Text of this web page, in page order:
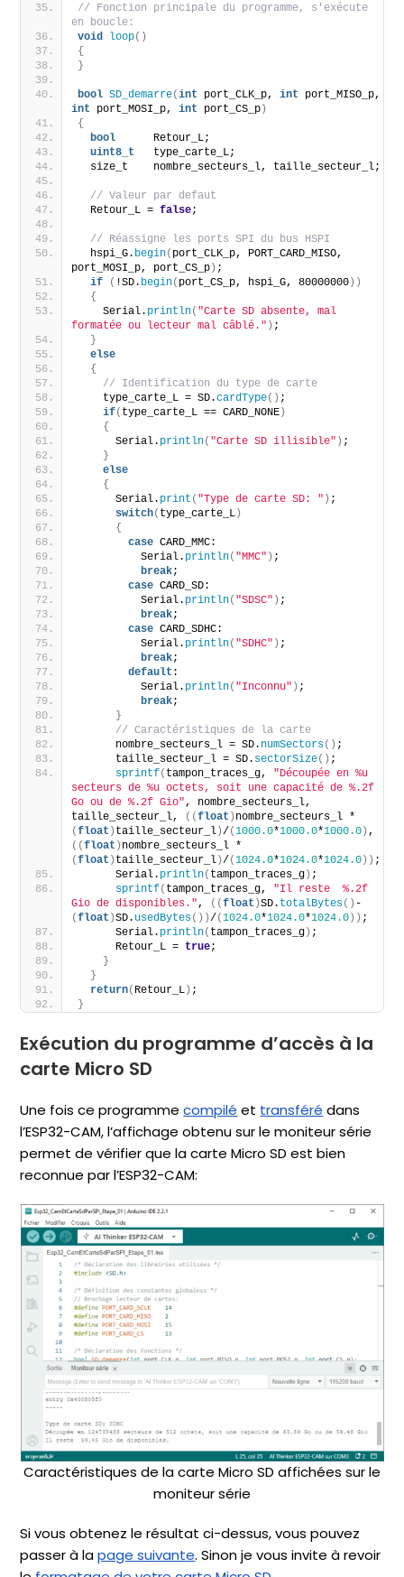
// Fonction principale du programme, s'exécute
en boucle:
void
loop()
{
}
bool SD_demarre(int port_CLK_p, int
int
port_MOSI_p, int port_CS_p)
{
bool
      Retour_L;
uint8_t
   type_carte_L;
  size_t    nombre_secteurs_l, taille_secteur_l;
// Valeur par defaut
  Retour_L =
false;
// Réassigne les ports SPI du bus HSPI
  hspi_G.
begin( port_CLK_p, PORT_CARD_MISO,
port_MOSI_p, port_CS_p) ;
if
( !SD. begin( port_CS_p, hspi_G, 80000000))
{
    Serial.
println( "Carte SD absente, mal
formatée ou lecteur mal câblé." ) ;
}
else
{
// Identification du type de carte
    type_carte_L = SD.
cardType() ;
if( type_carte_L == CARD_NONE)
{
      Serial.
println( "Carte SD illisible" ) ;
}
else
{
      Serial.
print ( "Type de carte SD: " ) ;
switch( type_carte_L)
{
case CARD_MMC:
          Serial.
println( "MMC" ) ;
break;
case CARD_SD:
          Serial.
println( "SDSC" ) ;
break;
case CARD_SDHC:
          Serial.
println( "SDHC" ) ;
break;
default :
          Serial.
println( "Inconnu" ) ;
break;
}
// Caractéristiques de la carte
      nombre_secteurs_l = SD.
numSectors() ;
      taille_secteur_l = SD.
sectorSize() ;
sprintf( tampon_traces_g, "Découpée en %u
secteurs de %u octets, soit une capacité de %.2f
Go ou de %.2f Gio" , nombre_secteurs_l,
taille_secteur_l,
((float )
(float ) taille_secteur_l)/(1000.0*1000.0*1000.0)
((float )
(float ) taille_secteur_l)/(1024.0*1024.0*1024.0)) ;
      Serial.
println( tampon_traces_g) ;
sprintf( tampon_traces_g, "Il reste  %.2f
Gio de disponibles." , ((float )SD. totalBytes() -
(float )SD. usedBytes())/(1024.0*1024.0*1024.0)) ;
      Serial.
println( tampon_traces_g) ;
      Retour_L =
true;
}
}
return( Retour_L) ;
}
Exécution du programme d’accès à la
carte Micro SD
Une fois ce programmecompilé et transféré dans
l’ESP32-CAM, l’affichage obtenu sur le moniteur série
permet de vérifier que la carte Micro SD est bien
reconnue par l’ESP32-CAM:
Caractéristiques de la carte Micro SD affichées sur le
moniteur série
Si vous obtenez le résultat ci-dessus, vous pouvez
passer à lapage suivante. Sinon je vous invite à revoir